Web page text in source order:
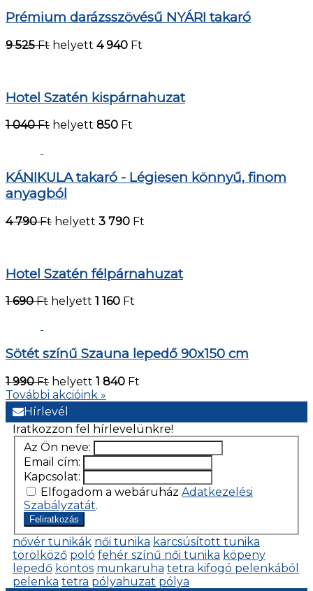
Prémium darázsszövésű NYÁRI takaró
9 525 Ft helyett 4 940 Ft
Hotel Szatén kispárnahuzat
1 040 Ft helyett 850 Ft
KÁNIKULA takaró - Légiesen könnyű, finom
anyagból
4 790 Ft helyett 3 790 Ft
Hotel Szatén félpárnahuzat
1 690 Ft helyett 1 160 Ft
Sötét színű Szauna lepedő 90x150 cm
1 990 Ft helyett 1 840 Ft
További akcióink »
Hírlevél
Iratkozzon fel hírlevelünkre!
Az Ön neve:
Email cím:
Kapcsolat:
Elfogadom a webáruház Adatkezelési
Szabályzatát.
Feliratkozás
nővér tunikák női tunika karcsúsított tunika
törölköző poló fehér színű női tunika köpeny
lepedő köntös munkaruha tetra kifogó pelenkából
pelenka tetra pólyahuzat pólya